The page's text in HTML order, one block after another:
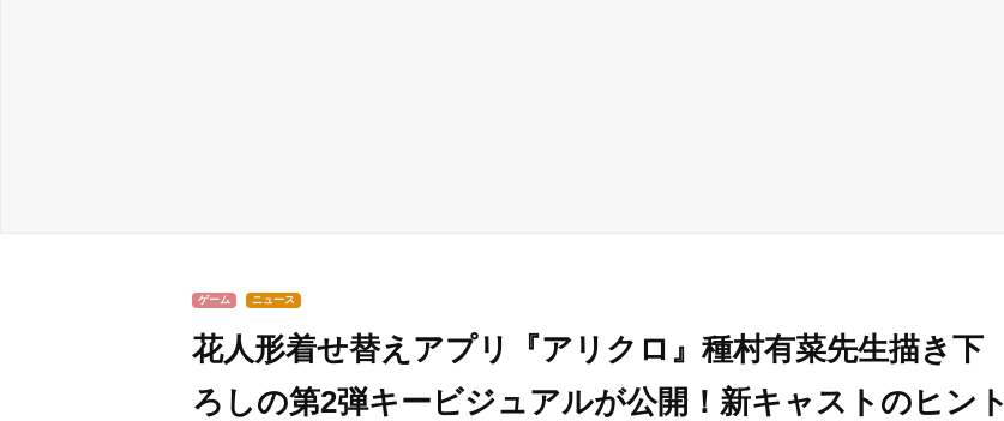
ゲーム ニュース
花人形着せ替えアプリ『アリクロ』種村有菜先生描き下
ろしの第2弾キービジュアルが公開！新キャストのヒント